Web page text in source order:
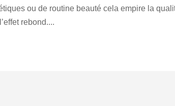
ou de routine beauté cela empire la
rebond....